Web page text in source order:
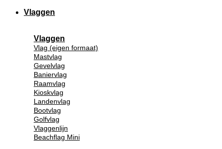
Vlaggen
Vlaggen
Vlag (eigen formaat)
Mastvlag
Gevelvlag
Baniervlag
Raamvlag
Kioskvlag
Landenvlag
Bootvlag
Golfvlag
Vlaggenlijn
Beachflag Mini